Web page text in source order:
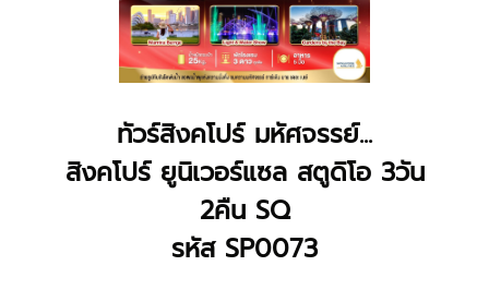
ทัวร์สิงคโปร์ มหัศจรรย์...
สิงคโปร์ ยูนิเวอร์แซล สตูดิโอ 3วัน
2คืน SQ
รหัส SP0073